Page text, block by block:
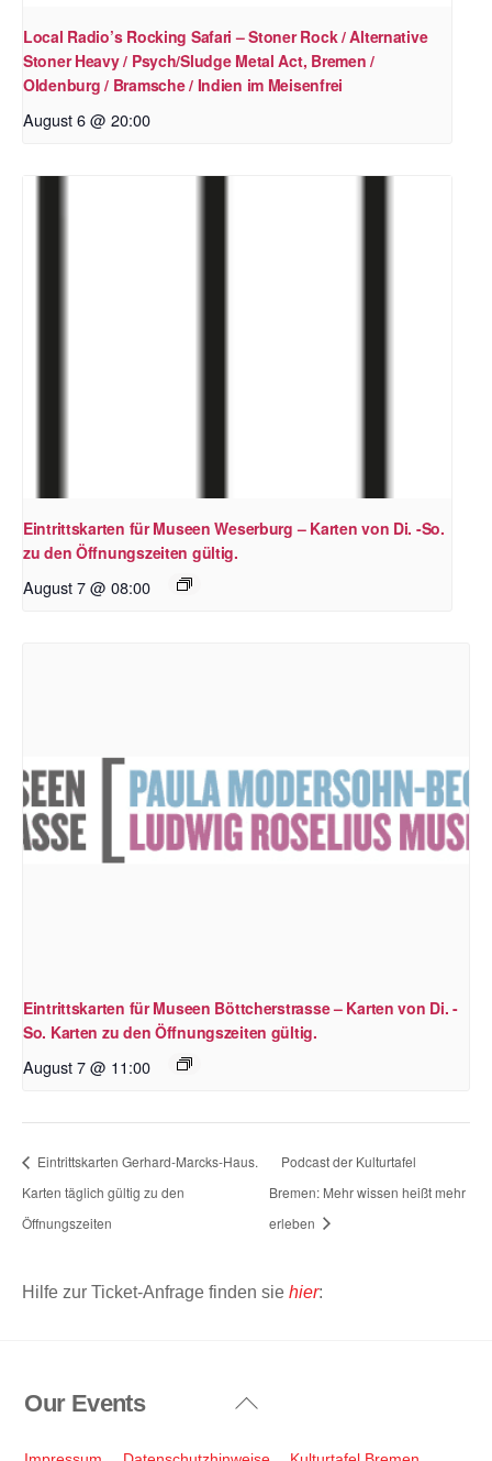
Local Radio’s Rocking Safari – Stoner Rock / Alternative
Stoner Heavy / Psych/Sludge Metal Act, Bremen /
Oldenburg / Bramsche / Indien im Meisenfrei
August 6 @ 20:00
Eintrittskarten für Museen Weserburg – Karten von Di. -So.
zu den Öffnungszeiten gültig.
August 7 @ 08:00
Eintrittskarten für Museen Böttcherstrasse – Karten von Di. -
So. Karten zu den Öffnungszeiten gültig.
August 7 @ 11:00
Eintrittskarten Gerhard-Marcks-Haus.
Karten täglich gültig zu den
Öffnungszeiten
Podcast der Kulturtafel
Bremen: Mehr wissen heißt mehr
erleben
Hilfe zur Ticket-Anfrage finden sie hier:
Back
Top
Our Events